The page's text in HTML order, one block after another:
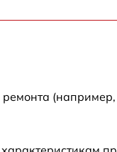
ремонта